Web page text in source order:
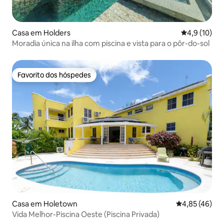
Casa em Holders
4,9 (10)
Moradia única na ilha com piscina e vista para o pôr-do-sol
Favorito dos hóspedes
Favorito dos hóspedes
Casa em Holetown Classificação
4,85 (46)
Vida Melhor-Piscina Oeste (Piscina Privada)